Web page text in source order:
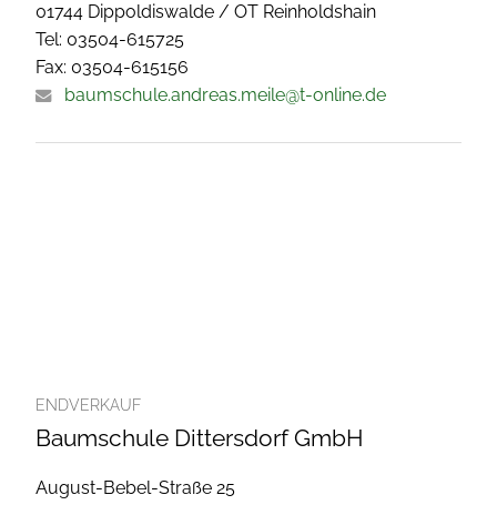
01744 Dippoldiswalde / OT Reinholdshain
Tel: 03504-615725
Fax: 03504-615156
baumschule.andreas.meile@t-online.de
ENDVERKAUF
Baumschule Dittersdorf GmbH
August-Bebel-Straße 25